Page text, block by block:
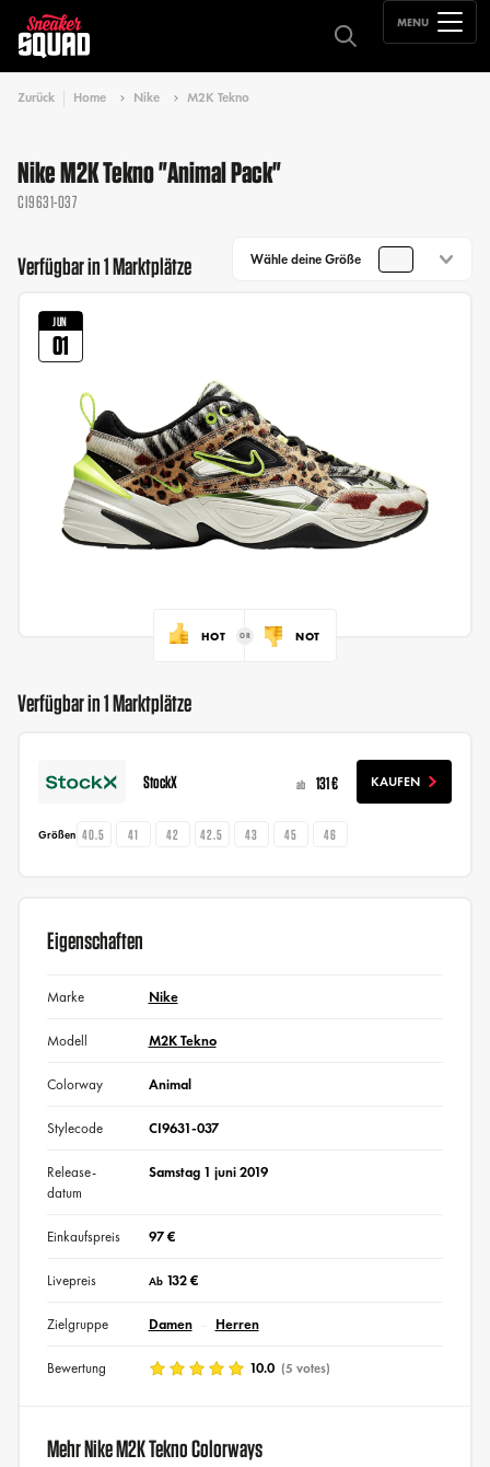
MENU
Zurück Home Nike M2K Tekno
Nike M2K Tekno "Animal Pack"
CI9631-037
Verfügbar in 1 Marktplätze Wähle deine Größe
JUN
01
HOT NOT
Verfügbar in 1 Marktplätze
StockX ab 131 € KAUFEN
Größen 40.5 41 42 42.5 43 45 46
Eigenschaften
Marke Nike
Modell M2K Tekno
Colorway Animal
Stylecode CI9631-037
Release-
datum
Samstag 1 juni 2019
Einkaufspreis 97 €
Livepreis Ab132 €
Zielgruppe Damen Herren
Bewertung 10.0 (5 votes)
Mehr Nike M2K Tekno Colorways